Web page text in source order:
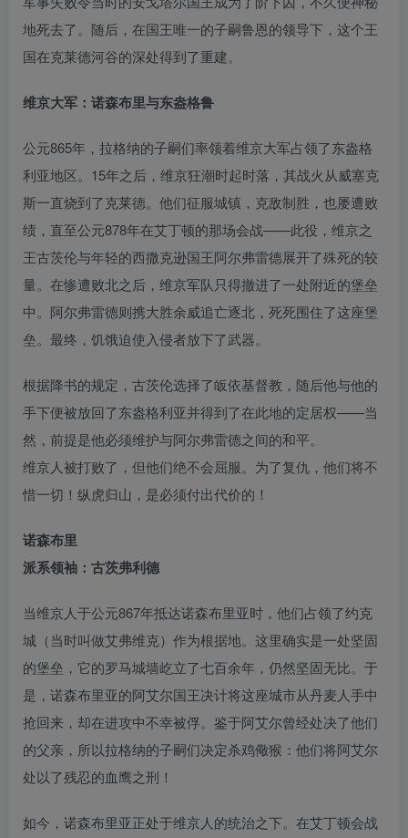
地死去了。随后，在国王唯一的子嗣鲁恩的领导下，这个王
国在克莱德河谷的深处得到了重建。
维京大军：诺森布里与东盎格鲁
公元865年，拉格纳的子嗣们率领着维京大军占领了东盎格
利亚地区。15年之后，维京狂潮时起时落，其战火从威塞克
斯一直烧到了克莱德。他们征服城镇，克敌制胜，也屡遭败
绩，直至公元878年在艾丁顿的那场会战——此役，维京之
王古茨伦与年轻的西撒克逊国王阿尔弗雷德展开了殊死的较
量。在惨遭败北之后，维京军队只得撤进了一处附近的堡垒
中。阿尔弗雷德则携大胜余威追亡逐北，死死围住了这座堡
垒。最终，饥饿迫使入侵者放下了武器。
根据降书的规定，古茨伦选择了皈依基督教，随后他与他的
手下便被放回了东盎格利亚并得到了在此地的定居权——当
然，前提是他必须维护与阿尔弗雷德之间的和平。
维京人被打败了，但他们绝不会屈服。为了复仇，他们将不
惜一切！纵虎归山，是必须付出代价的！
诺森布里
派系领袖：古茨弗利德
当维京人于公元867年抵达诺森布里亚时，他们占领了约克
城（当时叫做艾弗维克）作为根据地。这里确实是一处坚固
的堡垒，它的罗马城墙屹立了七百余年，仍然坚固无比。于
是，诺森布里亚的阿艾尔国王决计将这座城市从丹麦人手中
抢回来，却在进攻中不幸被俘。鉴于阿艾尔曾经处决了他们
的父亲，所以拉格纳的子嗣们决定杀鸡儆猴：他们将阿艾尔
处以了残忍的血鹰之刑！
如今，诺森布里亚正处于维京人的统治之下。在艾丁顿会战